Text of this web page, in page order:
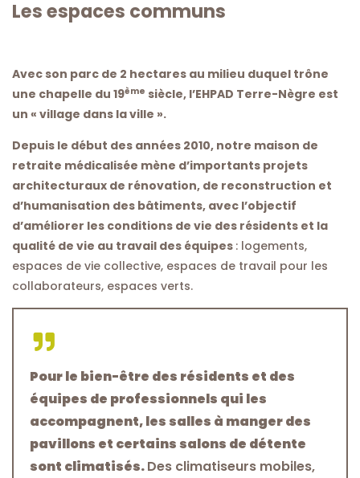
Les espaces communs
Avec son parc de 2 hectares au milieu duquel trône
une chapelle du 19ème siècle, l’EHPAD Terre-Nègre est
un « village dans la ville ».
Depuis le début des années 2010, notre maison de
retraite médicalisée mène d’importants projets
architecturaux de rénovation, de reconstruction et
d’humanisation des bâtiments, avec l’objectif
d’améliorer les conditions de vie des résidents et la
qualité de vie au travail des équipes : logements,
espaces de vie collective, espaces de travail pour les
collaborateurs, espaces verts.
Pour le bien-être des résidents et des
équipes de professionnels qui les
accompagnent, les salles à manger des
pavillons et certains salons de détente
sont climatisés.Des climatiseurs mobiles,